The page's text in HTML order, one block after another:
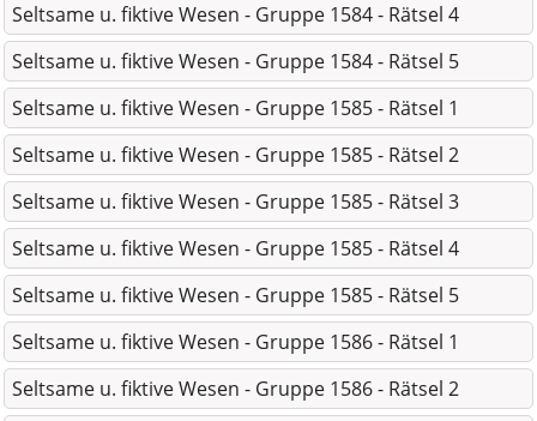
Seltsame u. fiktive Wesen - Gruppe 1584 - Rätsel 4
Seltsame u. fiktive Wesen - Gruppe 1584 - Rätsel 5
Seltsame u. fiktive Wesen - Gruppe 1585 - Rätsel 1
Seltsame u. fiktive Wesen - Gruppe 1585 - Rätsel 2
Seltsame u. fiktive Wesen - Gruppe 1585 - Rätsel 3
Seltsame u. fiktive Wesen - Gruppe 1585 - Rätsel 4
Seltsame u. fiktive Wesen - Gruppe 1585 - Rätsel 5
Seltsame u. fiktive Wesen - Gruppe 1586 - Rätsel 1
Seltsame u. fiktive Wesen - Gruppe 1586 - Rätsel 2